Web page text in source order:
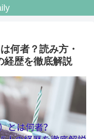
何者？読み方・
経歴を徹底解説